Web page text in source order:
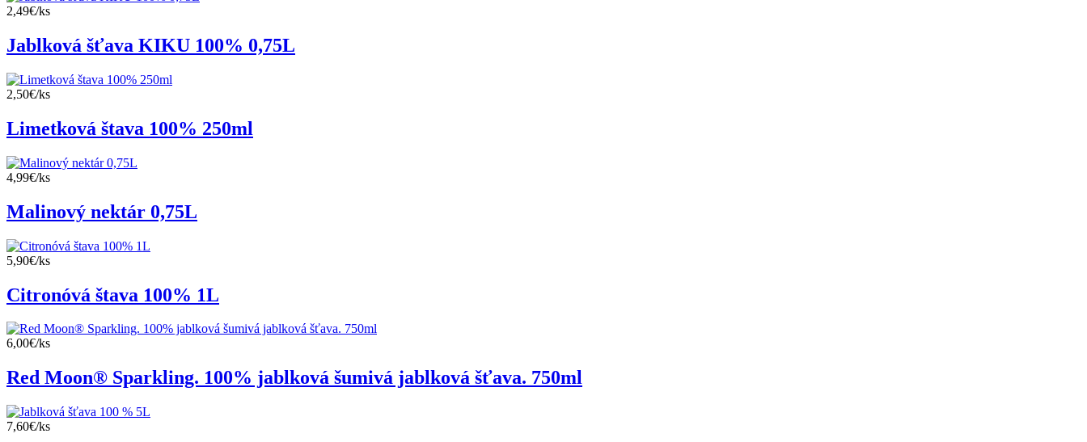
2,49€/ks
Jablková šťava KIKU 100% 0,75L
2,50€/ks
Limetková štava 100% 250ml
4,99€/ks
Malinový nektár 0,75L
5,90€/ks
Citronóvá štava 100% 1L
6,00€/ks
Red Moon® Sparkling. 100% jablková šumivá jablková šťava. 750ml
7,60€/ks